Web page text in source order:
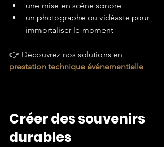
une mise en scène sonore
un photographe ou vidéaste pour
immortaliser le moment
👉 Découvrez nos solutions en
prestation technique événementielle
Créer des souvenirs
durables